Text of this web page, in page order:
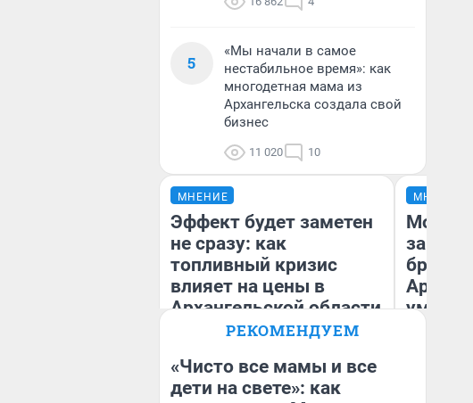
5
«Мы начали в самое
нестабильное время»: как
многодетная мама из
Архангельска создала свой
бизнес
11 020 10
МНЕНИЕ
Эффект будет заметен
не сразу: как
топливный кризис
влияет на цены в
Архангельской области
МНЕНИЕ
РЕКОМЕНДУЕМ
«Чисто все мамы и все
дети на свете»: как